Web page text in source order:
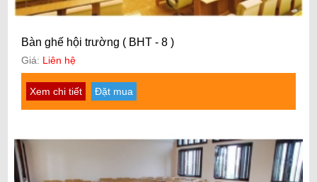
Bàn ghế hội trường ( BHT - 8 )
Giá: Liên hệ
Xem chi tiết Đặt mua